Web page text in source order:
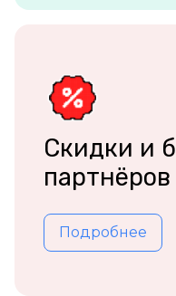
Скидки и
партнёров
Подробнее